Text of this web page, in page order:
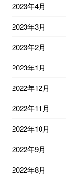
2023年4月
2023年3月
2023年2月
2023年1月
2022年12月
2022年11月
2022年10月
2022年9月
2022年8月